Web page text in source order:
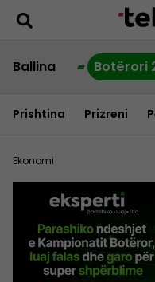
Ballina Botërori
Prishtina Prizreni
Ekonomi